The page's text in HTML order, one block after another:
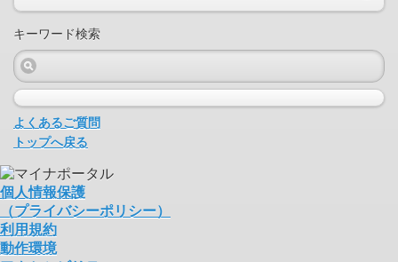
キーワード検索
よくあるご質問
トップへ戻る
個人情報保護
（プライバシーポリシー）
利用規約
動作環境